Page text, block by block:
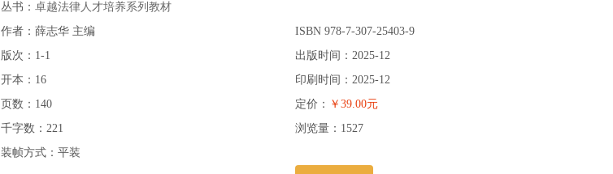
丛书： 卓越法律人才培养系列教材
作者：薛志华 主编
版次：1-1
开本：16
页数：140
千字数：221
装帧方式：平装
ISBN 978-7-307-25403-9
出版时间：2025-12
印刷时间：2025-12
定价： ￥39.00元
浏览量： 1527